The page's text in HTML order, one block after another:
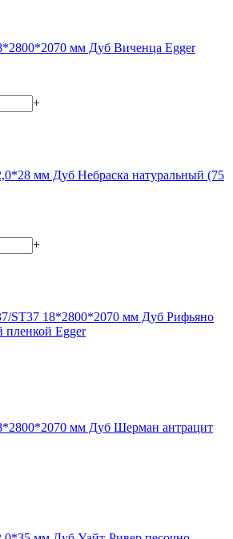
мм Дуб Виченца Egger
+
мм Дуб Небраска натуральный (75
+
ST37 18*2800*2070 мм Дуб Рифьяно
пленкой Egger
мм Дуб Шерман антрацит